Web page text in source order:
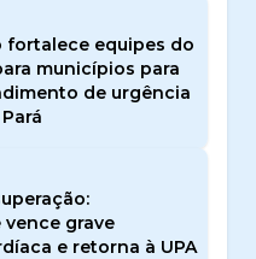
fortalece equipes do
municípios para
de urgência
grave
e retorna à UPA